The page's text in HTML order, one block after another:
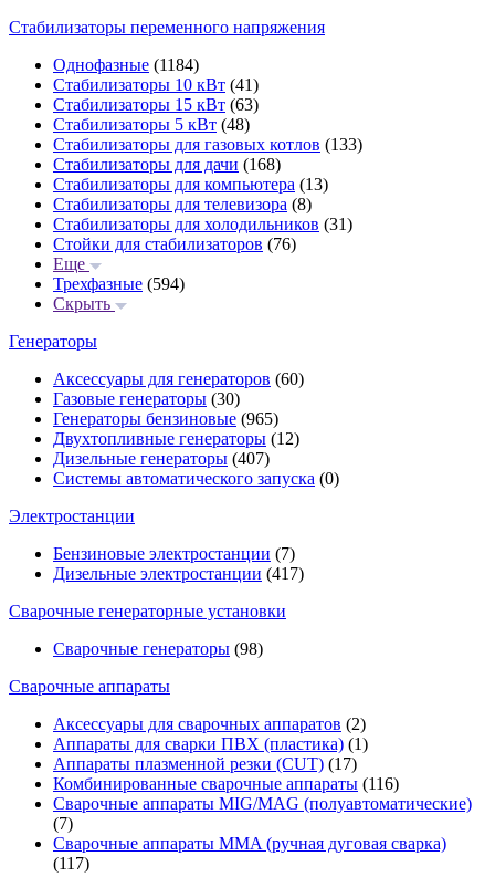
Стабилизаторы переменного напряжения
Однофазные (1184)
Стабилизаторы 10 кВт (41)
Стабилизаторы 15 кВт (63)
Стабилизаторы 5 кВт (48)
Стабилизаторы для газовых котлов (133)
Стабилизаторы для дачи (168)
Стабилизаторы для компьютера (13)
Стабилизаторы для телевизора (8)
Стабилизаторы для холодильников (31)
Стойки для стабилизаторов (76)
Еще
Трехфазные (594)
Скрыть
Генераторы
Аксессуары для генераторов (60)
Газовые генераторы (30)
Генераторы бензиновые (965)
Двухтопливные генераторы (12)
Дизельные генераторы (407)
Системы автоматического запуска (0)
Электростанции
Бензиновые электростанции (7)
Дизельные электростанции (417)
Сварочные генераторные установки
Сварочные генераторы (98)
Сварочные аппараты
Аксессуары для сварочных аппаратов (2)
Аппараты для сварки ПВХ (пластика) (1)
Аппараты плазменной резки (CUT) (17)
Комбинированные сварочные аппараты (116)
Сварочные аппараты MIG/MAG (полуавтоматические)
(7)
Сварочные аппараты MMA (ручная дуговая сварка)
(117)